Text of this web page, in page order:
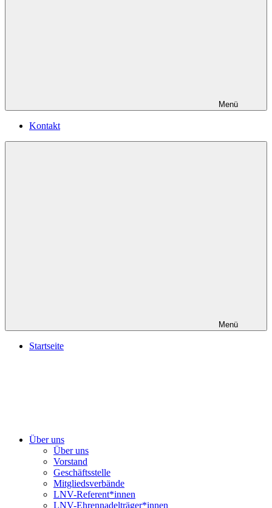
Menü
Kontakt
Menü
Startseite
Über uns
Über uns
Vorstand
Geschäftsstelle
Mitgliedsverbände
LNV-Referent*innen
LNV-Ehrennadelträger*innen